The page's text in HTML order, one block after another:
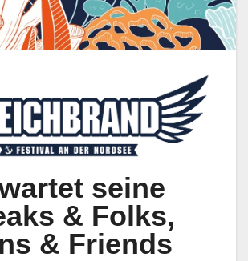
seine
& Folks,
& Friends